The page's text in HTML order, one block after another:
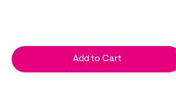
Add to Cart